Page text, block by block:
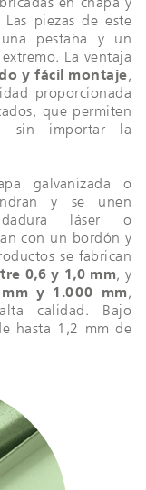
piezas de este
pestaña y un
La ventaja
y fácil montaje,
proporcionada
que permiten
sin importar la
galvanizada o
y se unen
láser o
con un bordón y
se fabrican
0,6 y 1,0 mm, y
y 1.000 mm,
calidad. Bajo
hasta 1,2 mm de